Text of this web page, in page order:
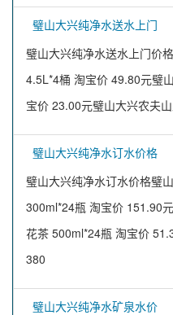
璧山大兴纯净水送水上门
璧山大兴纯净水送水上门价
4.5L*4桶 淘宝价 49.80元璧
宝价 23.00元璧山大兴农夫
璧山大兴纯净水订水价格
璧山大兴纯净水订水价格璧
300ml*24瓶 淘宝价 151.90
花茶 500ml*24瓶 淘宝价
380
璧山大兴纯净水矿泉水价